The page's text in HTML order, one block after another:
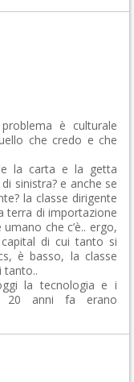
è culturale
che credo e che
la carta e la getta
sinistra? e anche se
la classe dirigente
terra di importazione
che c’è.. ergo,
di cui tanto si
è basso, la classe
tanto..
la tecnologia e i
20 anni fa erano